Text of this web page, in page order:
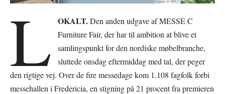
L OKALT.Den anden udgave af MESSE C
Furniture Fair, der har til ambition at blive et
samlingspunkt for den nordiske møbelbranche,
sluttede onsdag eftermiddag med tal, der peger
den rigtige vej. Over de fire messedage kom 1.108 fagfolk forbi
messehallen i Fredericia, en stigning på 21 procent fra premieren